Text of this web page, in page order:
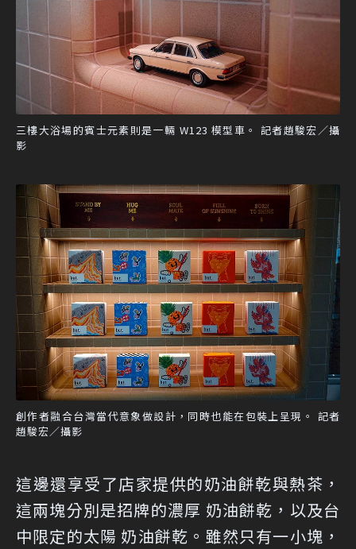
三樓大浴場的賓士元素則是一輛 W123 模型車。 記者趙駿宏／攝
影
創作者融合台灣當代意象做設計，同時也能在包裝上呈現。 記者
趙駿宏／攝影
這邊還享受了店家提供的奶油餅乾與熱茶，
這兩塊分別是招牌的濃厚 奶油餅乾，以及台
中限定的太陽 奶油餅乾。雖然只有一小塊，